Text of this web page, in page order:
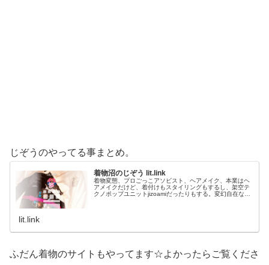
じぞうのやってる事まとめ。
着物沼のじぞう lit.link
着物変態、プロごっこアソビスト、ヘアメイク、本業はヘ
アメイクだけど、着付けもスタイリングもするし、架空テ
クノポップユニットjizoamiだったりもする。変幻自在なた
lit.link
ふだん着物のサイトもやってます☆よかったらご覧くださ